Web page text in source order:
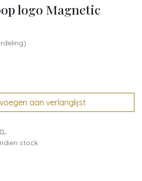
logo Magnetic
aan verlanglijst
stock